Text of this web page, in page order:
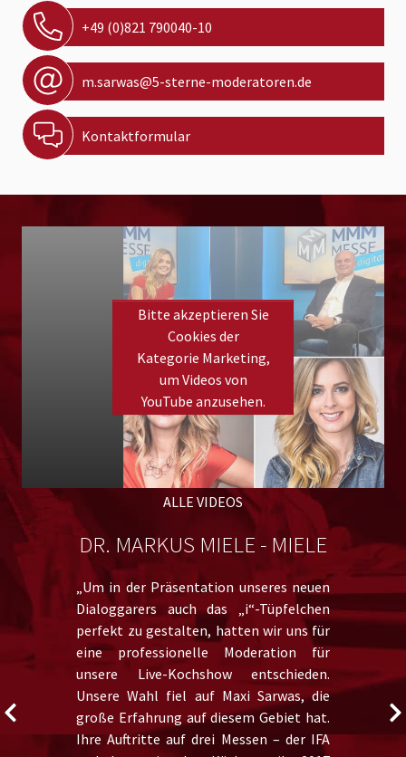
+49 (0)821 790040-10
m.sarwas@5-sterne-moderatoren.de
Kontaktformular
Bitte akzeptieren Sie
Cookies der
Kategorie Marketing,
um Videos von
YouTube anzusehen.
accept marketing cookies
to view this YouTube
ALLE VIDEOS
DR. MARKUS MIELE - MIELE
„Um in der Präsentation unseres neuen
Dialoggarers auch das „i“-Tüpfelchen
perfekt zu gestalten, hatten wir uns für
eine professionelle Moderation für
unsere Live-Kochshow entschieden.
Unsere Wahl fiel auf Maxi Sarwas, die
große Erfahrung auf diesem Gebiet hat.
Ihre Auftritte auf drei Messen – der IFA